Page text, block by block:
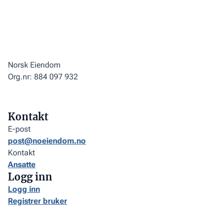
Norsk Eiendom
Org.nr: 884 097 932
Kontakt
E-post
post@noeiendom.no
Kontakt
Ansatte
Logg inn
Logg inn
Registrer bruker